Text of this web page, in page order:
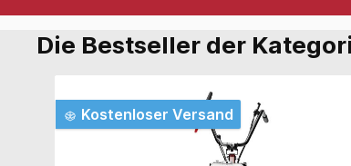
Die Bestseller der
Kostenloser Versand